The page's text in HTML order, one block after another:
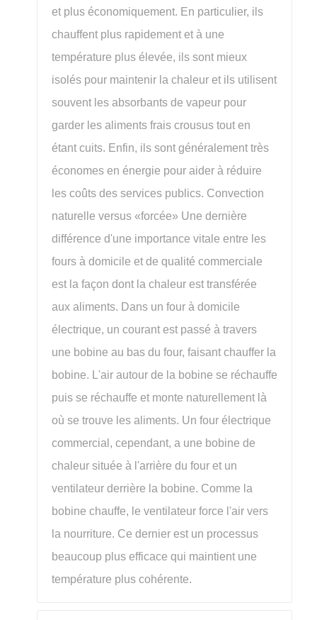
et plus économiquement. En particulier, ils
chauffent plus rapidement et à une
température plus élevée, ils sont mieux
isolés pour maintenir la chaleur et ils utilisent
souvent les absorbants de vapeur pour
garder les aliments frais crousus tout en
étant cuits. Enfin, ils sont généralement très
économes en énergie pour aider à réduire
les coûts des services publics. Convection
naturelle versus «forcée» Une dernière
différence d'une importance vitale entre les
fours à domicile et de qualité commerciale
est la façon dont la chaleur est transférée
aux aliments. Dans un four à domicile
électrique, un courant est passé à travers
une bobine au bas du four, faisant chauffer la
bobine. L'air autour de la bobine se réchauffe
puis se réchauffe et monte naturellement là
où se trouve les aliments. Un four électrique
commercial, cependant, a une bobine de
chaleur située à l'arrière du four et un
ventilateur derrière la bobine. Comme la
bobine chauffe, le ventilateur force l'air vers
la nourriture. Ce dernier est un processus
beaucoup plus efficace qui maintient une
température plus cohérente.